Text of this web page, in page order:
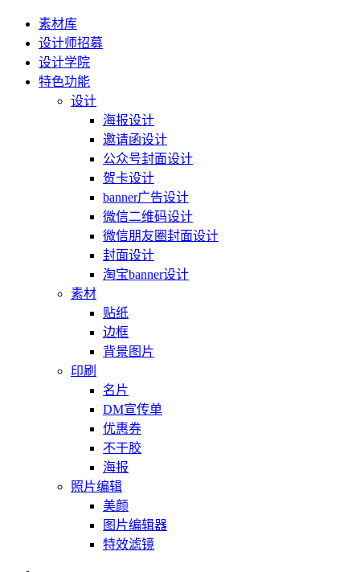
素材库
设计师招募
设计学院
特色功能
设计
海报设计
邀请函设计
公众号封面设计
贺卡设计
banner广告设计
微信二维码设计
微信朋友圈封面设计
封面设计
淘宝banner设计
素材
贴纸
边框
背景图片
印刷
名片
DM宣传单
优惠券
不干胶
海报
照片编辑
美颜
图片编辑器
特效滤镜